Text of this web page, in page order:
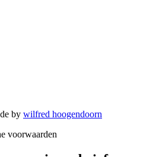
by wilfred hoogendoorn
voorwaarden